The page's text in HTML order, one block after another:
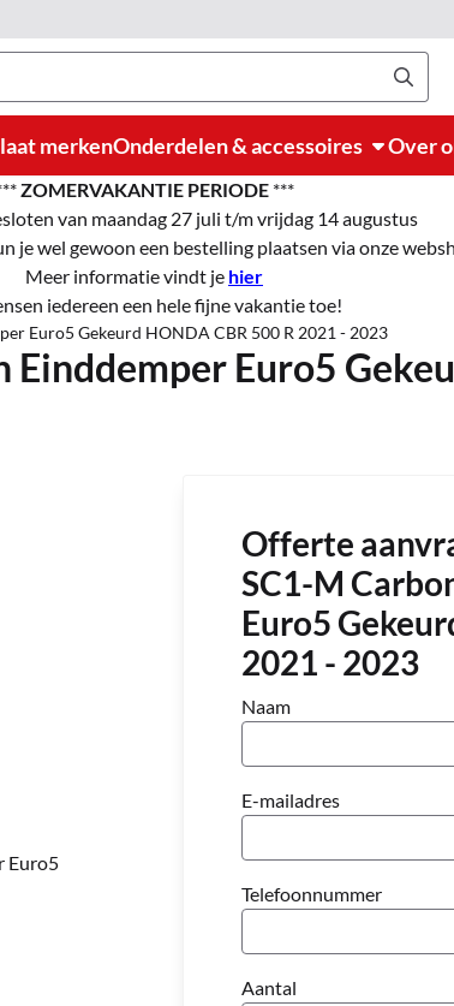
merkenOnderdelen & accessoires Over
ZOMERVAKANTIE PERIODE***
van maandag 27 juli t/m vrijdag 14 augustus
je wel gewoon een bestelling plaatsen via onze
Meer informatie vindt je hier
iedereen een hele fijne vakantie toe!
Euro5 Gekeurd HONDA CBR 500 R 2021 - 2023
Euro5
Euro5
Offerte
SC1-M
Euro5
2021 - 2023
Naam
E-mailadres
Telefoonnummer
Aantal